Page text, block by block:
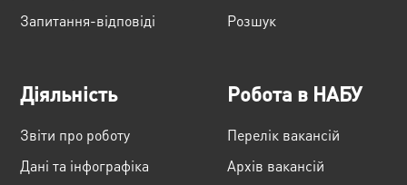
Запитання-відповіді
Розшук
Діяльність
Звіти про роботу
Дані та інфографіка
Робота в НАБУ
Перелік вакансій
Архів вакансій